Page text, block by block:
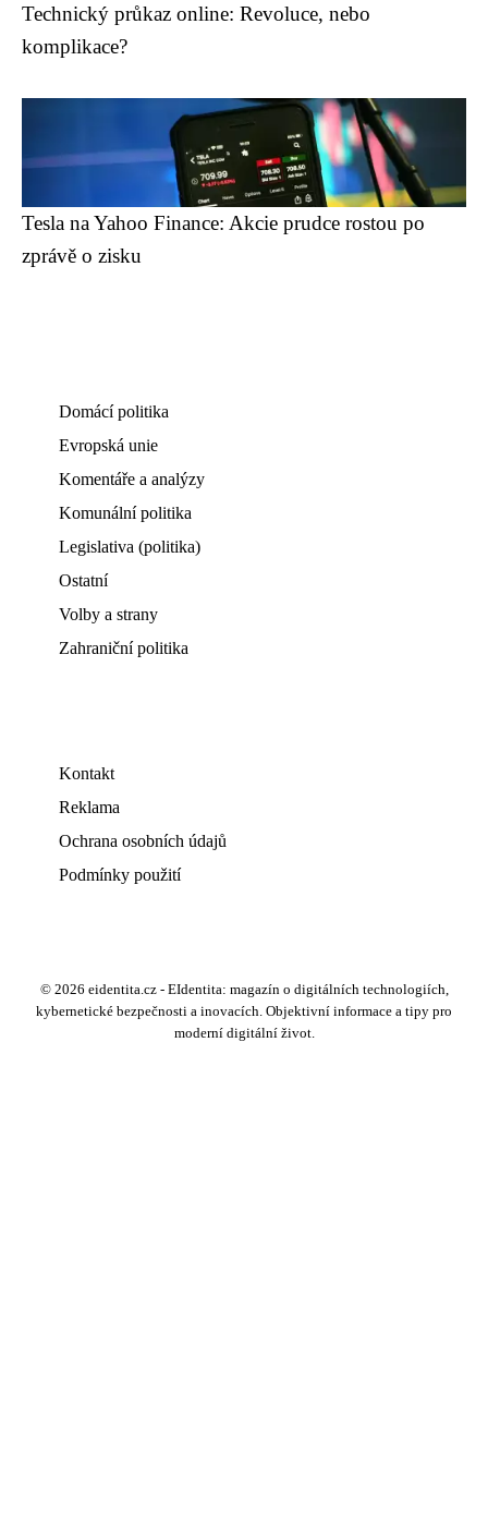
Technický průkaz online: Revoluce, nebo
komplikace?
Tesla na Yahoo Finance: Akcie prudce rostou po
zprávě o zisku
Domácí politika
Evropská unie
Komentáře a analýzy
Komunální politika
Legislativa (politika)
Ostatní
Volby a strany
Zahraniční politika
Kontakt
Reklama
Ochrana osobních údajů
Podmínky použití
© 2026 eidentita.cz - EIdentita: magazín o digitálních technologiích,
kybernetické bezpečnosti a inovacích. Objektivní informace a tipy pro
moderní digitální život.